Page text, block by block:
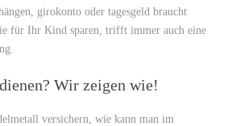
girokonto oder tagesgeld braucht
für Ihr Kind sparen, trifft immer auch eine
Wir zeigen wie!
versichern, wie kann man im